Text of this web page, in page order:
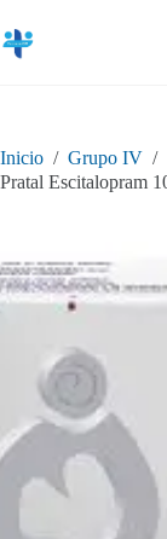
al
contenido
Inicio / Grupo IV /
Pratal Escitalopram